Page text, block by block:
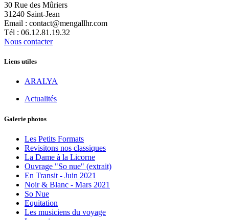
30 Rue des Mûriers
31240 Saint-Jean
Email : contact@mengallhr.com
Tél : 06.12.81.19.32
Nous contacter
Liens utiles
ARALYA
Actualités
Galerie photos
Les Petits Formats
Revisitons nos classiques
La Dame à la Licorne
Ouvrage "So nue" (extrait)
En Transit - Juin 2021
Noir & Blanc - Mars 2021
So Nue
Equitation
Les musiciens du voyage